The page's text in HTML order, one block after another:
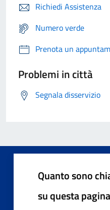
Richiedi Assistenza
Numero verde
Prenota un
Problemi in città
Segnala disservizio
Quanto sono
su questa